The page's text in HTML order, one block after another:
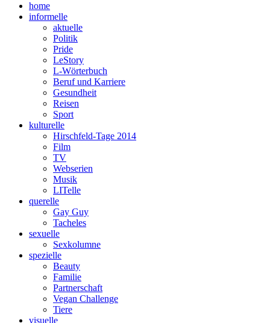
home
informelle
aktuelle
Politik
Pride
LeStory
L-Wörterbuch
Beruf und Karriere
Gesundheit
Reisen
Sport
kulturelle
Hirschfeld-Tage 2014
Film
TV
Webserien
Musik
LITelle
querelle
Gay Guy
Tacheles
sexuelle
Sexkolumne
spezielle
Beauty
Familie
Partnerschaft
Vegan Challenge
Tiere
visuelle